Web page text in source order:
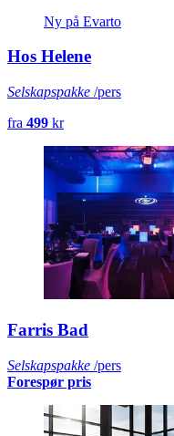
Ny på Evarto
Hos Helene
Selskapspakke /pers
fra 499 kr
Farris Bad
Selskapspakke /pers
Forespør pris